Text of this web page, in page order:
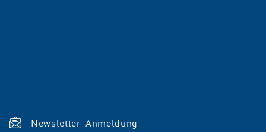
Newsletter-Anmeldung